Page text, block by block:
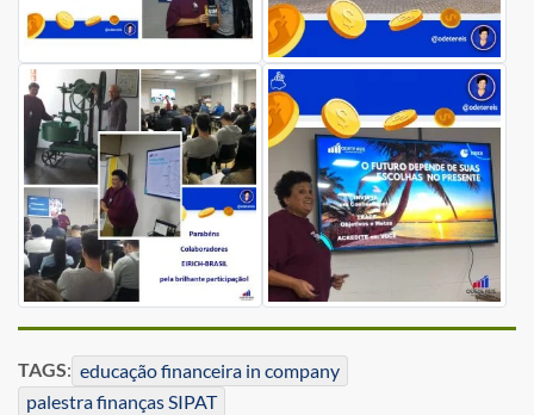
TAGS: educação financeira in company
palestra finanças SIPAT